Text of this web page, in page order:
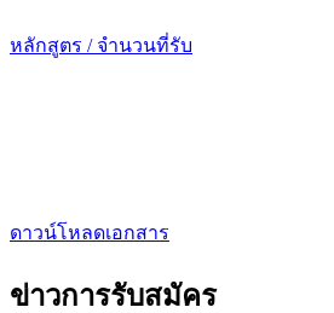
หลักสูตร / จำนวนที่รับ
ดาวน์โหลดเอกสาร
ข่าวการรับสมัคร